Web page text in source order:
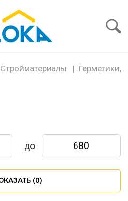
пароль
Стройматериалы Герметики,
до
(0)